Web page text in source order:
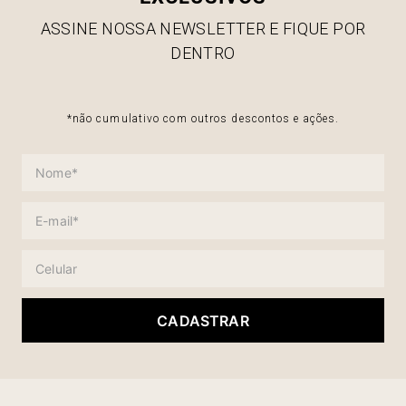
ASSINE NOSSA NEWSLETTER E FIQUE POR
DENTRO
*não cumulativo com outros descontos e ações.
CADASTRAR